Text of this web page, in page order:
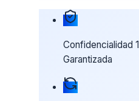
Nuestras
Confidencialidad
Garantizada